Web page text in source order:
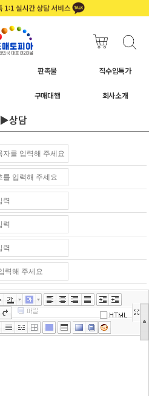
판촉물 직수입특가
구매대행 회사소개
▶상담